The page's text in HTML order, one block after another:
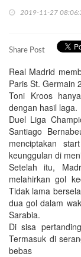
2019-11-27
Share Post
Real Madrid
Paris St. Germain
Toni Kroos
dengan hasil laga.
Duel Liga
Santiago
menciptakan
keunggulan di
Setelah itu,
melahirkan gol
Tidak lama
dua gol dalam
Sarabia.
Di sisa
Termasuk di
bebas